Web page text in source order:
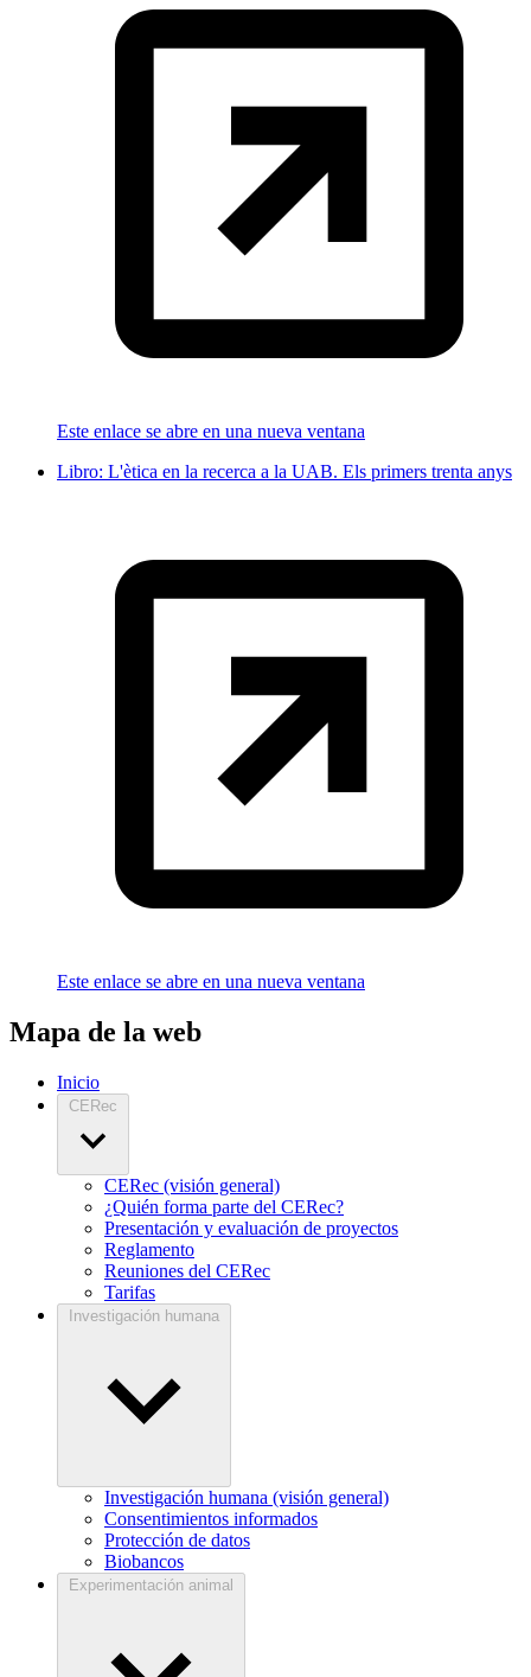
Este enlace se abre en una nueva ventana
Libro: L'ètica en la recerca a la UAB. Els primers trenta anys
Este enlace se abre en una nueva ventana
Mapa de la web
Inicio
CERec
CERec (visión general)
¿Quién forma parte del CERec?
Presentación y evaluación de proyectos
Reglamento
Reuniones del CERec
Tarifas
Investigación humana
Investigación humana (visión general)
Consentimientos informados
Protección de datos
Biobancos
Experimentación animal